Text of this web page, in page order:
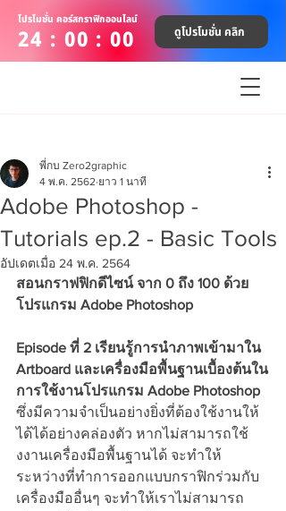
โปรโมชั่น คอร์สกราฟิกออนไลน์
24 : 00 : 00 ดูโปรโมชั่น คลิก
Adobe Photoshop -
Tutorials ep.2 - Basic Tools
พี่กบ Zero2graphic
4 พ.ค. 2562 ยาว 1 นาที
อัปเดตเมื่อ 24 พ.ค. 2564
สอนกราฟฟิกดีไซน์ จาก 0 ถึง 100 ด้วย
โปรแกรม Adobe Photoshop
Episode ที่ 2 เรียนรู้การนำภาพเข้ามาใน
Artboard และเครื่องมือพื้นฐานเบื้องต้นใน
การใช้งานโปรแกรม Adobe Photoshop
ซึ่งมีความจำเป็นอย่างยิ่งที่ต้องใช้งานให้
ได้ได้อย่างคล่องตัว หากไม่สามารถใช้
งงานเครื่องมือพื้นฐานได้ จะทำให้
ระหว่างที่ทำการออกแบบกราฟิกร่วมกับ
เครื่องมืออื่นๆ จะทำให้เราไม่สามารถ